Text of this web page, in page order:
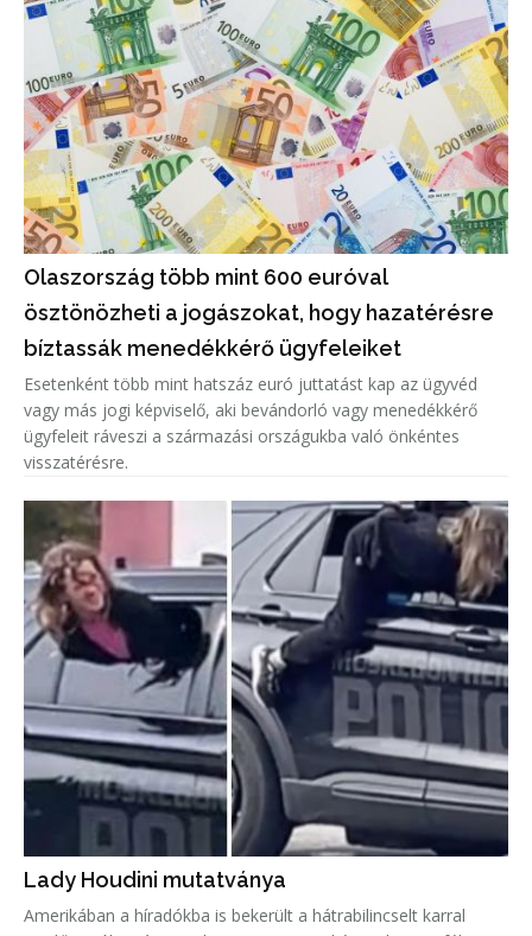
Olaszország több mint 600 euróval
ösztönözheti a jogászokat, hogy hazatérésre
bíztassák menedékkérő ügyfeleiket
Esetenként több mint hatszáz euró juttatást kap az ügyvéd
vagy más jogi képviselő, aki bevándorló vagy menedékkérő
ügyfeleit ráveszi a származási országukba való önkéntes
visszatérésre.
Lady Houdini mutatványa
Amerikában a híradókba is bekerült a hátrabilincselt karral